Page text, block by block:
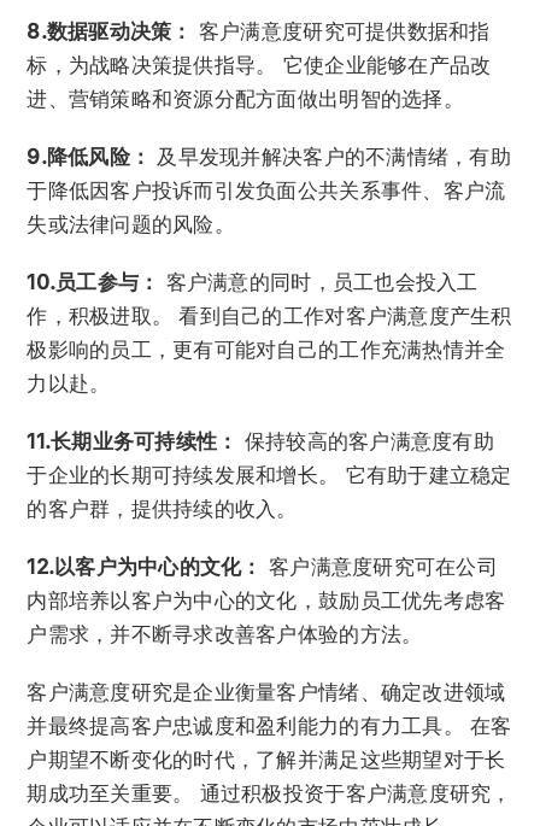
8.数据驱动决策： 客户满意度研究可提供数据和指
标，为战略决策提供指导。 它使企业能够在产品改
进、营销策略和资源分配方面做出明智的选择。
9.降低风险： 及早发现并解决客户的不满情绪，有助
于降低因客户投诉而引发负面公共关系事件、客户流
失或法律问题的风险。
10.员工参与： 客户满意的同时，员工也会投入工
作，积极进取。 看到自己的工作对客户满意度产生积
极影响的员工，更有可能对自己的工作充满热情并全
力以赴。
11.长期业务可持续性： 保持较高的客户满意度有助
于企业的长期可持续发展和增长。 它有助于建立稳定
的客户群，提供持续的收入。
12.以客户为中心的文化：客户满意度研究可在公司
内部培养以客户为中心的文化，鼓励员工优先考虑客
户需求，并不断寻求改善客户体验的方法。
客户满意度研究是企业衡量客户情绪、确定改进领域
并最终提高客户忠诚度和盈利能力的有力工具。 在客
户期望不断变化的时代，了解并满足这些期望对于长
期成功至关重要。 通过积极投资于客户满意度研究，